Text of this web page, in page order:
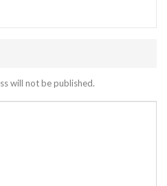
will not be published.